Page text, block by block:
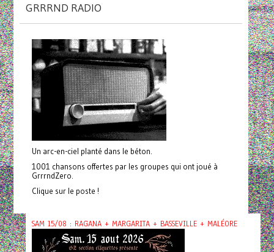
GRRRND RADIO
Un arc-en-ciel planté dans le béton.
1001 chansons offertes par les groupes qui ont joué à
GrrrndZero.
Clique sur le poste !
SAM 15/08 : RAGANA + MARGARITA + BASSEVILLE + MALÉORE